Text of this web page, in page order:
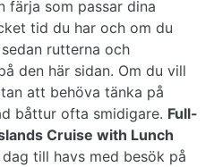
färja som passar dina
tid du har och om du
rutterna och
den här sidan. Om du vill
att behöva tänka på
båttur ofta smidigare. Full-
Cruise with Lunch
till havs med besök på